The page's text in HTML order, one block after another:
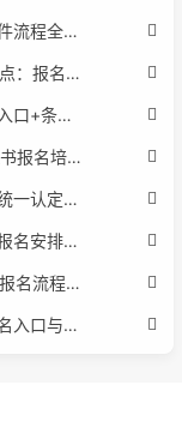
2026医疗陪诊顾问全国统考报名中，报考条件流程全攻略附报名入口
必看 | 2026 年 AIGC 应用工程师报考核心要点：报名费用、官网可查、行业认可度、补考规则全盘点
2026年公共营养师（三级）值得考吗？报名入口+条件+证书用途
最新批次|第38期公共营养师职业能力评价证书报名培训通知
关于2026年公共营养师（三级、四级）全国统一认定报名的服务通知
通知：2026年第三季度公共营养师四级培训报名安排正式发布
干货 | 2026 年 AIGC 应用工程师报考指南：报名流程、学历要求、培训课程、就业方向全梳理
2026年医疗陪诊顾问报考政策更新，全国报名入口与报考指南全同步